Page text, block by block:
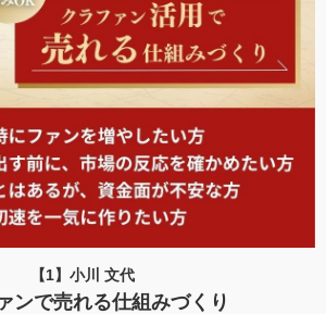
【1】小川 文代
ンで売れる仕組みづくり